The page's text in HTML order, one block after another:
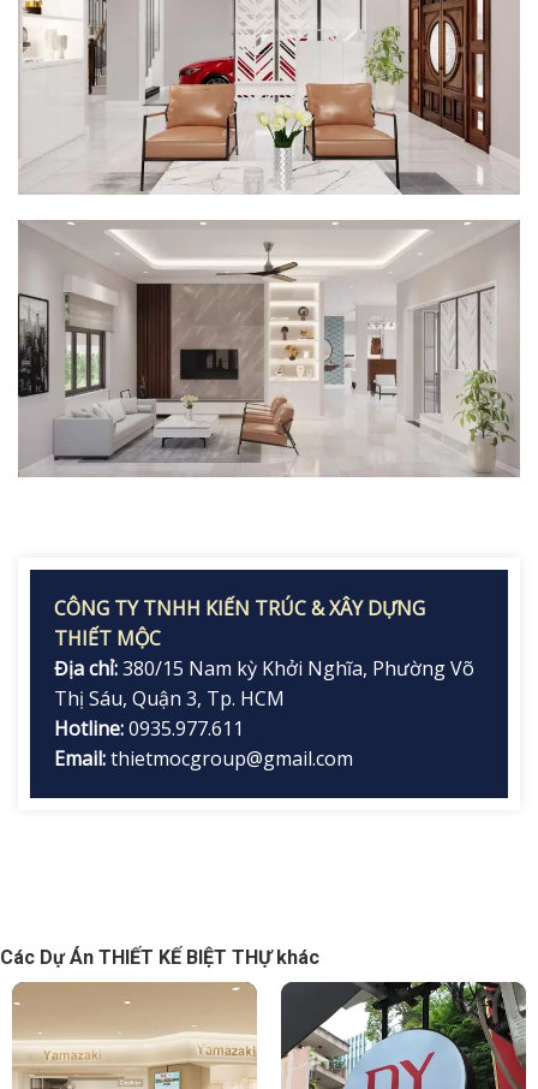
CÔNG TY TNHH KIẾN TRÚC & XÂY DỰNG
THIẾT MỘC
Địa chỉ:380/15 Nam kỳ Khởi Nghĩa, Phường Võ
Thị Sáu, Quận 3, Tp. HCM
Hotline:0935.977.611
Email:thietmocgroup@gmail.com
Các Dự Án THIẾT KẾ BIỆT THỰ khác